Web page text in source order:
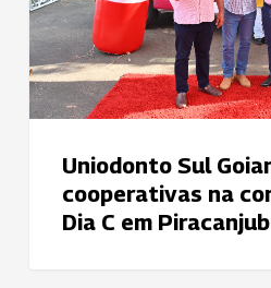
cooperativas
na
comemoração
ao
Piracanjuba
Uniodonto Sul
cooperativas na
Dia C em